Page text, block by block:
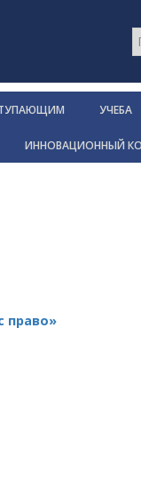
УЧЕБА
ИННОВАЦИОННЫЙ
право»